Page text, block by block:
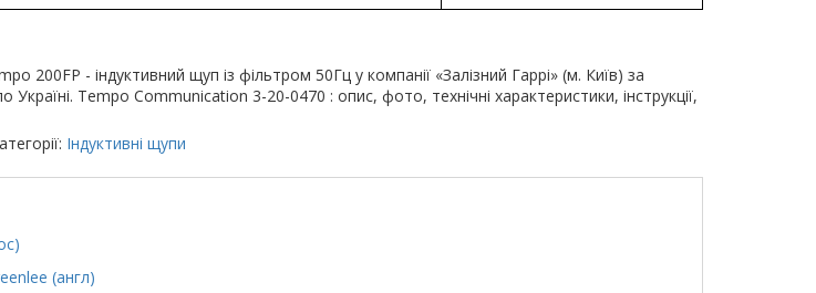
200FP - індуктивний щуп із фільтром 50Гц у компанії «Залізний Гаррі» (м. Київ) за
Tempo Communication 3-20-0470 : опис, фото, технічні характеристики, інструкції,
Індуктивні щупи
(англ)